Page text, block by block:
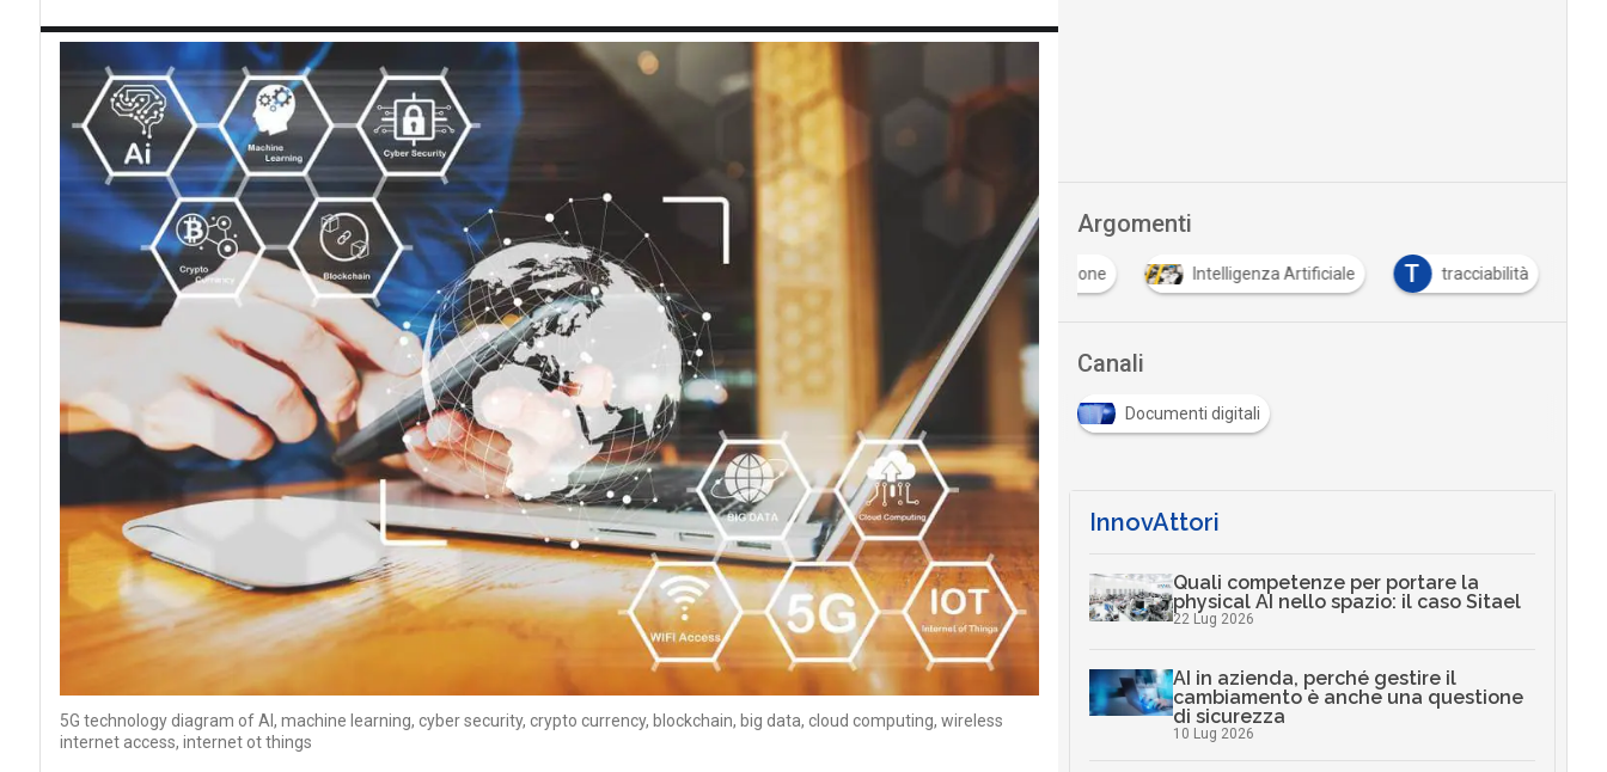
5G technology diagram of AI, machine learning, cyber security, crypto currency, blockchain, big data, cloud computing, wireless
internet access, internet ot things
Argomenti
F
formazione Intelligenza Artificiale T tracciabilità
Canali
Documenti digitali
InnovAttori
Quali competenze per portare la
physical AI nello spazio: il caso Sitael
22 Lug 2026
AI in azienda, perché gestire il
cambiamento è anche una questione
di sicurezza
10 Lug 2026